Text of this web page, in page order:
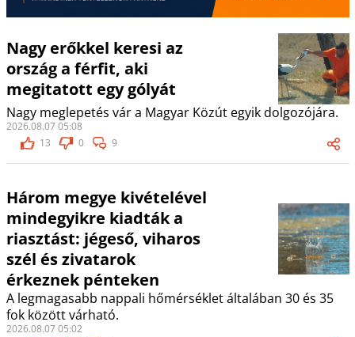
Nagy erőkkel keresi az
ország a férfit, aki
megitatott egy gólyát
Nagy meglepetés vár a Magyar Közút egyik dolgozójára.
2026.08.07 05:08
13
0 9
Három megye kivételével
mindegyikre kiadták a
riasztást: jégeső, viharos
szél és zivatarok
érkeznek pénteken
A legmagasabb nappali hőmérséklet általában 30 és 35
fok között várható.
2026.08.07 05:02